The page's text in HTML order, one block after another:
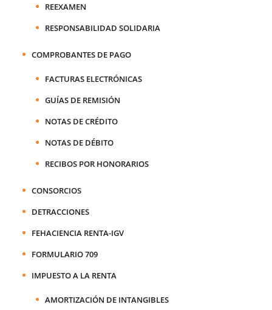
REEXAMEN
RESPONSABILIDAD SOLIDARIA
COMPROBANTES DE PAGO
FACTURAS ELECTRÓNICAS
GUÍAS DE REMISIÓN
NOTAS DE CRÉDITO
NOTAS DE DÉBITO
RECIBOS POR HONORARIOS
CONSORCIOS
DETRACCIONES
FEHACIENCIA RENTA-IGV
FORMULARIO 709
IMPUESTO A LA RENTA
AMORTIZACIÓN DE INTANGIBLES